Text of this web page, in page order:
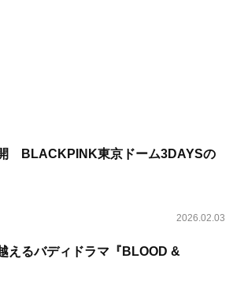
BLACKPINK東京ドーム3DAYSの
2026.02.03
えるバディドラマ『BLOOD &